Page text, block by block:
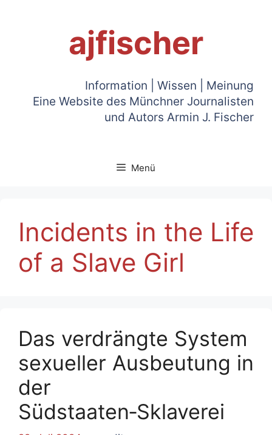
ajfischer
Information | Wissen | Meinung
Eine Website des Münchner Journalisten
und Autors Armin J. Fischer
Menü
Incidents in the Life
of a Slave Girl
Das verdrängte System
sexueller Ausbeutung in
der
Südstaaten‑Sklaverei